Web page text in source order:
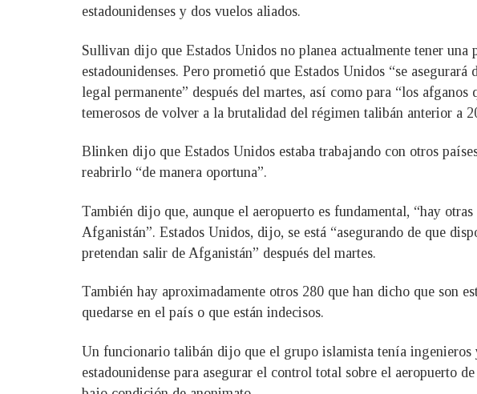
estadounidenses y dos vuelos aliados.
Sullivan dijo que Estados Unidos no planea actualmente tener
estadounidenses. Pero prometió que Estados Unidos “se
legal permanente” después del martes, así como para “los
temerosos de volver a la brutalidad del régimen talibán anterior a
Blinken dijo que Estados Unidos estaba trabajando con otros
reabrirlo “de manera oportuna”.
También dijo que, aunque el aeropuerto es fundamental, “hay
Afganistán”. Estados Unidos, dijo, se está “asegurando de que
pretendan salir de Afganistán” después del martes.
También hay aproximadamente otros 280 que han dicho que son
quedarse en el país o que están indecisos.
Un funcionario talibán dijo que el grupo islamista tenía ingenieros
estadounidense para asegurar el control total sobre el aeropuerto